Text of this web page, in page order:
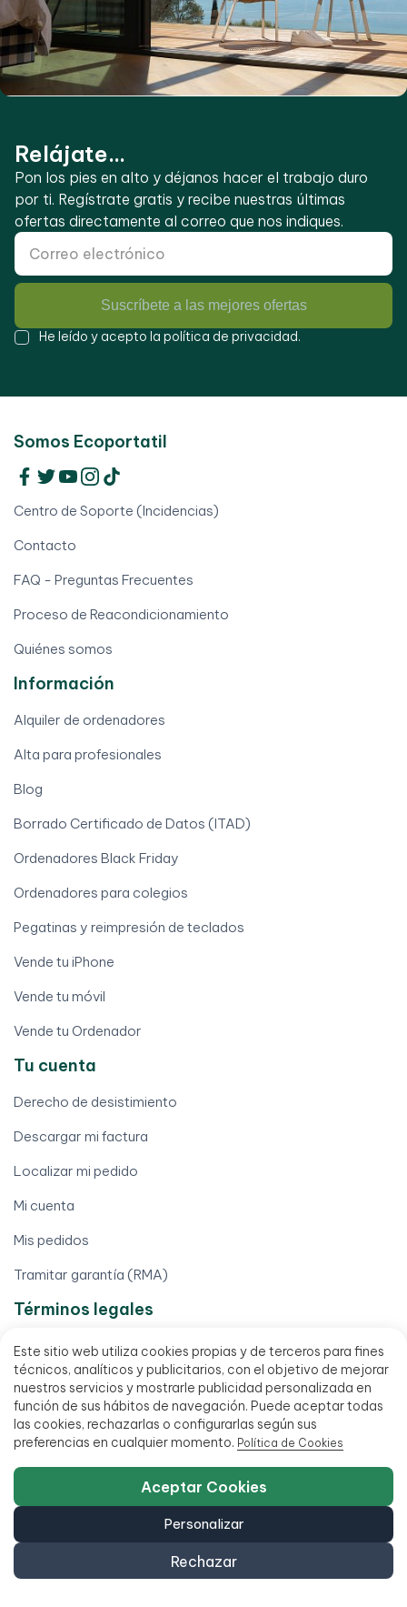
Relájate...
Pon los pies en alto y déjanos hacer el trabajo duro
por ti. Regístrate gratis y recibe nuestras últimas
ofertas directamente al correo que nos indiques.
Suscríbete a las mejores ofertas
He leído y acepto la política de privacidad.
Este sitio web utiliza cookies propias y de terceros para fines
técnicos, analíticos y publicitarios, con el objetivo de mejorar
nuestros servicios y mostrarle publicidad personalizada en
función de sus hábitos de navegación. Puede aceptar todas
las cookies, rechazarlas o configurarlas según sus
preferencias en cualquier momento. Política de Cookies
Rechazar
Personalizar
Aceptar Cookies
Somos Ecoportatil
Centro de Soporte (Incidencias)
Contacto
FAQ - Preguntas Frecuentes
Proceso de Reacondicionamiento
Quiénes somos
Información
Alquiler de ordenadores
Alta para profesionales
Blog
Borrado Certificado de Datos (ITAD)
Ordenadores Black Friday
Ordenadores para colegios
Pegatinas y reimpresión de teclados
Vende tu iPhone
Vende tu móvil
Vende tu Ordenador
Tu cuenta
Derecho de desistimiento
Descargar mi factura
Localizar mi pedido
Mi cuenta
Mis pedidos
Tramitar garantía (RMA)
Términos legales
Aviso legal
Condiciones de venta
Financia hasta 18 meses
Política de accesibilidad